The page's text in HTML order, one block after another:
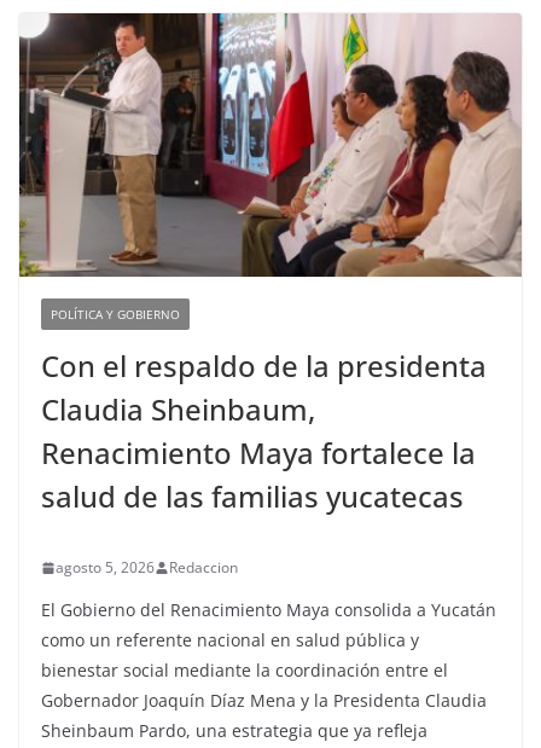
POLÍTICA Y GOBIERNO
Con el respaldo de la presidenta
Claudia Sheinbaum,
Renacimiento Maya fortalece la
salud de las familias yucatecas
agosto 5, 2026 Redaccion
El Gobierno del Renacimiento Maya consolida a Yucatán
como un referente nacional en salud pública y
bienestar social mediante la coordinación entre el
Gobernador Joaquín Díaz Mena y la Presidenta Claudia
Sheinbaum Pardo, una estrategia que ya refleja